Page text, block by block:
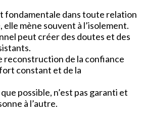
fondamentale dans toute relation
elle mène souvent à l’isolement.
peut créer des doutes et des
reconstruction de la confiance
constant et de la
possible, n’est pas garanti et
à l’autre.